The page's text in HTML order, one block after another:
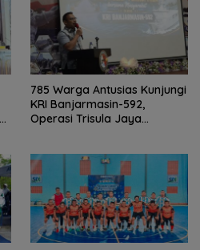
785 Warga Antusias Kunjungi
KRI Banjarmasin-592,
Operasi Trisula Jaya